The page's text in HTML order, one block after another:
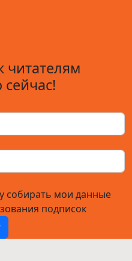
читателям
собирать мои данные
подписок